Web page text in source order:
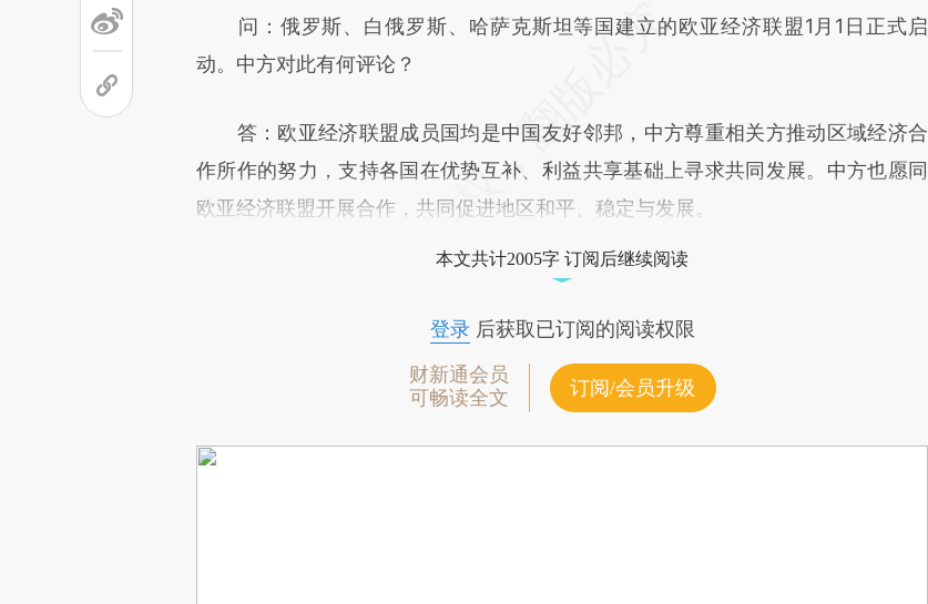
问：俄罗斯、白俄罗斯、哈萨克斯坦等国建立的欧亚经济联盟1月1日正式启
动。中方对此有何评论？
答：欧亚经济联盟成员国均是中国友好邻邦，中方尊重相关方推动区域经济合
作所作的努力，支持各国在优势互补、利益共享基础上寻求共同发展。中方也愿同
欧亚经济联盟开展合作，共同促进地区和平、稳定与发展。
本文共计2005字 订阅后继续阅读
登录后获取已订阅的阅读权限
财新通会员
可畅读全文
订阅/会员升级